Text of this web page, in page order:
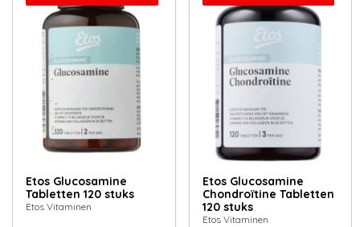
Etos Glucosamine
Tabletten 120 stuks
Etos Vitaminen
Etos Glucosamine
Chondroïtine Tabletten
120 stuks
Etos Vitaminen